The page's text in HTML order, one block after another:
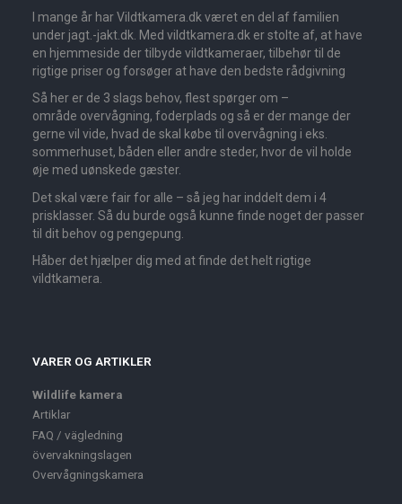
I mange år har Vildtkamera.dk været en del af familien
under jagt.-jakt.dk. Med vildtkamera.dk er stolte af, at have
en hjemmeside der tilbyde vildtkameraer, tilbehør til de
rigtige priser og forsøger at have den bedste rådgivning
Så her er de 3 slags behov, flest spørger om –
område overvågning, foderplads og så er der mange der
gerne vil vide, hvad de skal købe til overvågning i eks.
sommerhuset, båden eller andre steder, hvor de vil holde
øje med uønskede gæster.
Det skal være fair for alle – så jeg har inddelt dem i 4
prisklasser. Så du burde også kunne finde noget der passer
til dit behov og pengepung.
Håber det hjælper dig med at finde det helt rigtige
vildtkamera.
VARER OG ARTIKLER
Wildlife kamera
Artiklar
FAQ / vägledning
övervakningslagen
Overvågningskamera